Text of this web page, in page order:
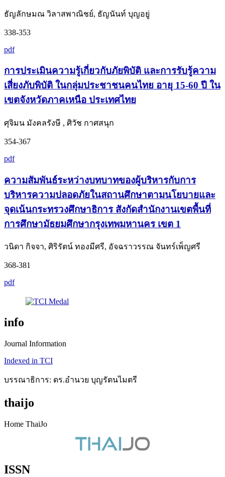
ธัญลักษมณ วิลาสพาณิชย์, ธัญนันท์ บุญอยู่
338-353
pdf
การประเมินความรู้เกี่ยวกับภัยพิบัติ และการรับรู้ความ
เสี่ยงภับพิบัติ ในกลุ่มประชาชนคนไทย อายุ 15-60 ปี ใน
เขตจังหวัดภาคเหนือ ประเทศไทย
ศุจิมน มังคลรังษี , ศิวัช กาศสนุก
354-367
pdf
ความสัมพันธ์ระหว่างบทบาทของผู้บริหารกับการ
บริหารความปลอดภัยในสถานศึกษาตามนโยบายและ
จุดเน้นกระทรวงศึกษาธิการ สังกัดสำนักงานเขตพื้นที่
การศึกษามัธยมศึกษากรุงเทพมหานคร เขต 1
วนิดา กิจจา, ศิริรัตน์ ทองมีศรี, อัจฉราวรรณ จันทร์เพ็ญศรี
368-381
pdf
info
Journal Information
Indexed in TCI
บรรณาธิการ: ดร.อำนวย บุญรัตนไมตรี
thaijo
Home ThaiJo
ISSN